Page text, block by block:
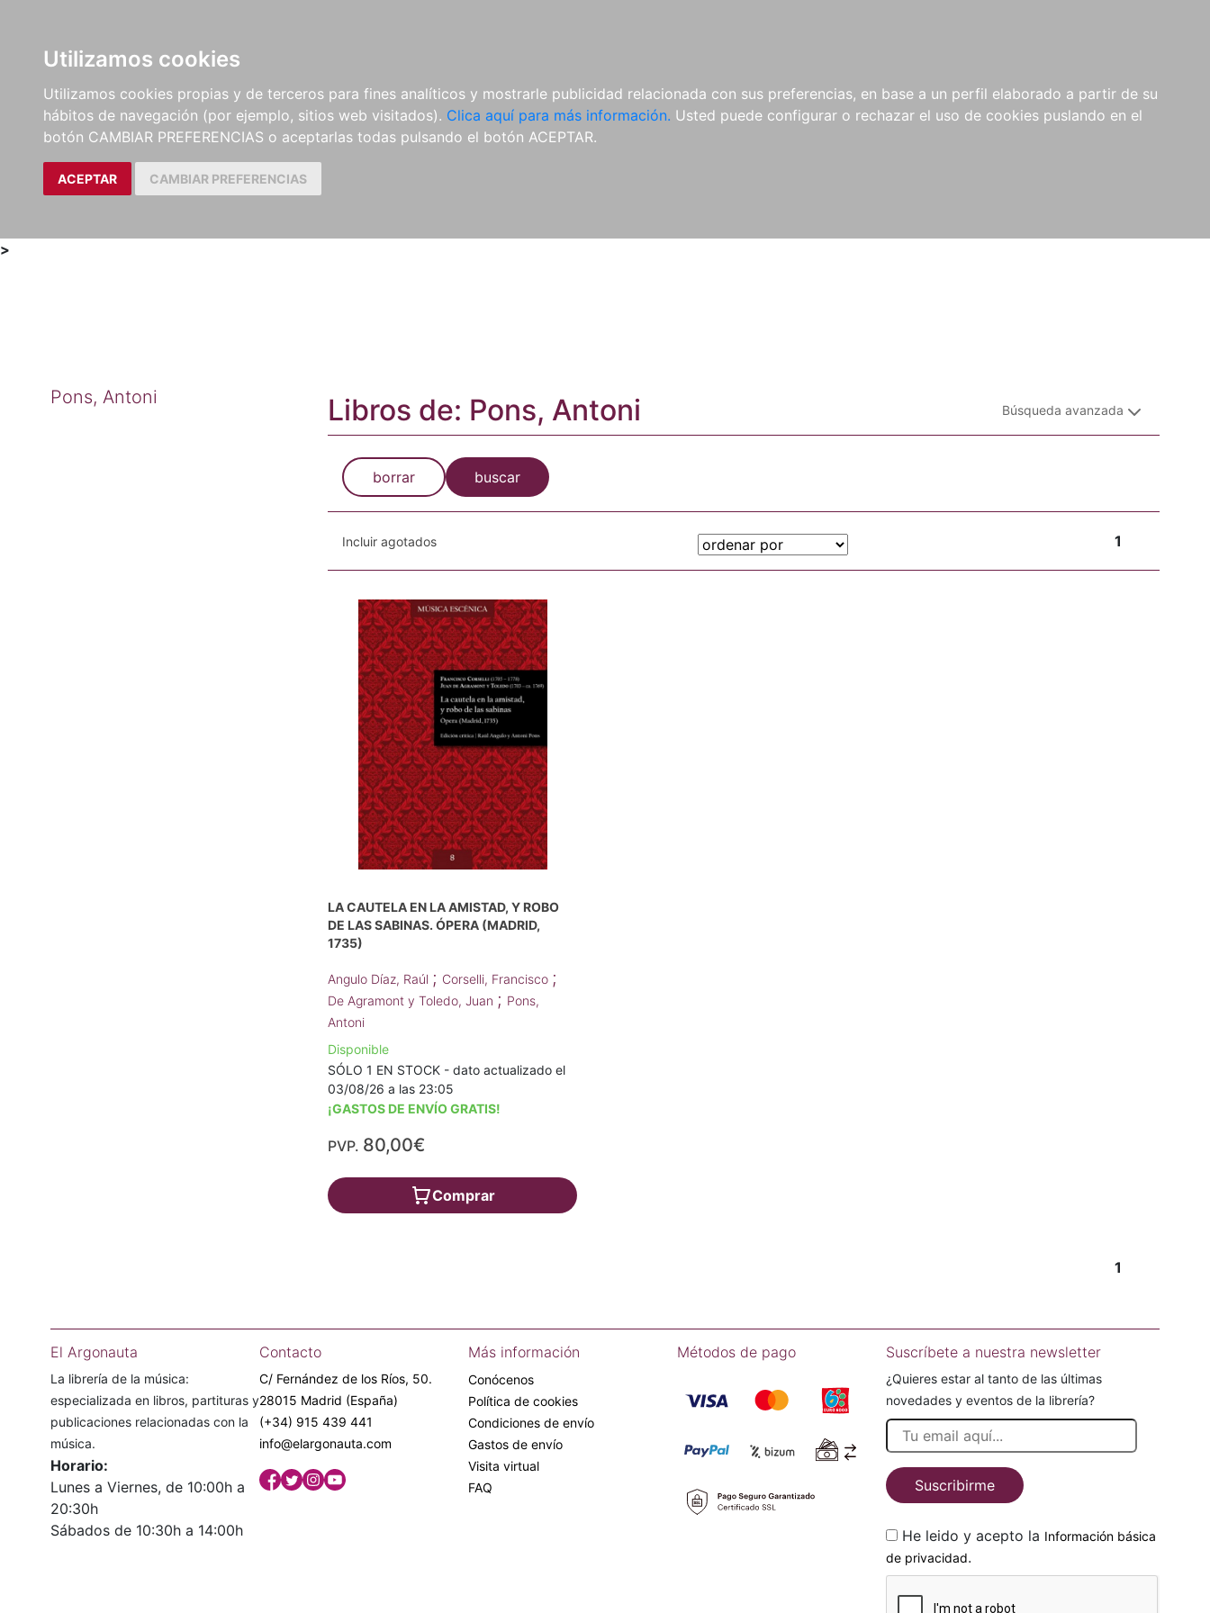
Utilizamos cookies
Utilizamos cookies propias y de terceros para fines analíticos y mostrarle publicidad relacionada con sus preferencias, en base a un perfil elaborado a partir de su
hábitos de navegación (por ejemplo, sitios web visitados). Clica aquí para más información. Usted puede configurar o rechazar el uso de cookies puslando en el
botón CAMBIAR PREFERENCIAS o aceptarlas todas pulsando el botón ACEPTAR.
ACEPTAR CAMBIAR PREFERENCIAS
LIBROS
MÉTODOS Y
EJERCICIOS
PARTITURAS Y EDICIONES
CRÍTICAS
REVISTAS
CDS Y
DVDS
MATERIAL
COMPLEMENTARIO
NOVEDADES NOTICIAS
COMPRAS
INSTITUCIONALES
>
Pons, Antoni Libros de: Pons, Antoni Búsqueda avanzada
borrar buscar
Incluir agotados 1
LA CAUTELA EN LA AMISTAD, Y ROBO
DE LAS SABINAS. ÓPERA (MADRID,
1735)
Angulo Díaz, Raúl ; Corselli, Francisco ;
De Agramont y Toledo, Juan ; Pons,
Antoni
Disponible
SÓLO 1 EN STOCK - dato actualizado el
03/08/26 a las 23:05
¡GASTOS DE ENVÍO GRATIS!
PVP. 80,00€
Comprar
1
El Argonauta
La librería de la música:
especializada en libros, partituras y
publicaciones relacionadas con la
música.
Horario:
Lunes a Viernes, de 10:00h a
20:30h
Sábados de 10:30h a 14:00h
Contacto
C/ Fernández de los Ríos, 50.
28015 Madrid (España)
(+34) 915 439 441
info@elargonauta.com
Más información
Conócenos
Política de cookies
Condiciones de envío
Gastos de envío
Visita virtual
FAQ
Métodos de pago Suscríbete a nuestra newsletter
¿Quieres estar al tanto de las últimas
novedades y eventos de la librería?
Suscribirme
He leido y acepto la Información básica
de privacidad.